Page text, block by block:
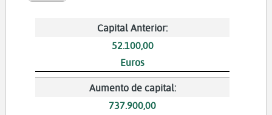
Capital Anterior:
52.100,00
Euros
Aumento de capital:
737.900,00